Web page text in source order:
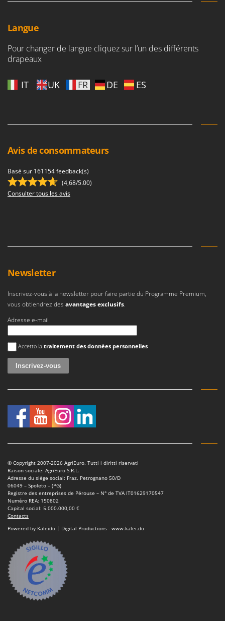
Langue
Pour changer de langue cliquez sur l’un des différents
drapeaux
IT UK FR DE ES
Avis de consommateurs
Basé sur 161154 feedback(s)
(4,68/5.00)
Consulter tous les avis
Newsletter
Inscrivez-vous à la newsletter pour faire partie du Programme Premium,
vous obtiendrez des avantages exclusifs.
Adresse e-mail
Une erreur est survenue
Accetto la traitement des données personnelles
© Copyright 2007-2026 AgriEuro. Tutti i diritti riservati
Raison sociale: AgriEuro S.R.L.
Adresse du siège social: Fraz. Petrognano 50/D
06049 – Spoleto – (PG)
Registre des entreprises de Pérouse – N° de TVA IT01629170547
Numéro REA: 150802
Capital social: 5.000.000,00 €
Contacts
Powered by Kaleido | Digital Productions - www.kalei.do